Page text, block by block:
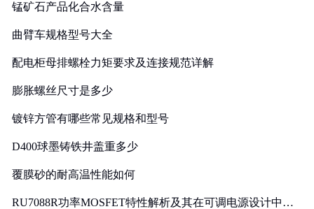
锰矿石产品化合水含量
曲臂车规格型号大全
配电柜母排螺栓力矩要求及连接规范详解
膨胀螺丝尺寸是多少
镀锌方管有哪些常见规格和型号
D400球墨铸铁井盖重多少
覆膜砂的耐高温性能如何
RU7088R功率MOSFET特性解析及其在可调电源设计中的